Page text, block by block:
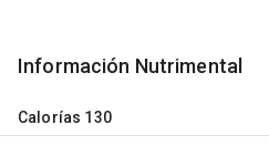
Información Nutrimental
Calorías 130